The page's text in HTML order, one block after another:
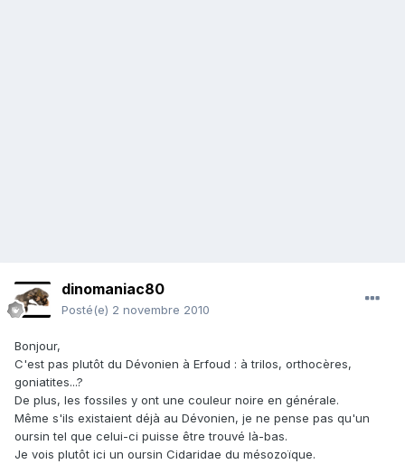
dinomaniac80
Posté(e) 2 novembre 2010
Bonjour,
C'est pas plutôt du Dévonien à Erfoud : à trilos, orthocères,
goniatites...?
De plus, les fossiles y ont une couleur noire en générale.
Même s'ils existaient déjà au Dévonien, je ne pense pas qu'un
oursin tel que celui-ci puisse être trouvé là-bas.
Je vois plutôt ici un oursin Cidaridae du mésozoïque.